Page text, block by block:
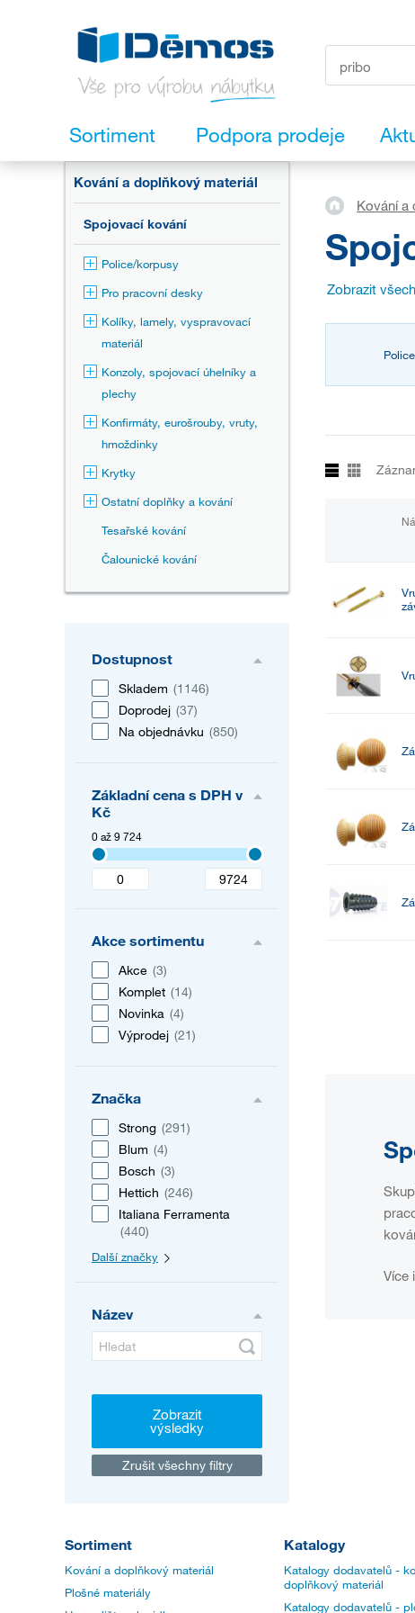
Sortiment Podpora prodeje
Kování a doplňkový materiál
Spojovací kování
Police/korpusy
Pro pracovní desky
Kolíky, lamely, vyspravovací
materiál
Konzoly, spojovací úhelníky a
plechy
Konfirmáty, eurošrouby, vruty,
hmoždinky
Krytky
Ostatní doplňky a kování
Tesařské kování
Čalounické kování
Dostupnost
Skladem (1146)
Doprodej (37)
Na objednávku (850)
Základní cena s DPH v
Kč
0 až 9 724
Akce sortimentu
Akce (3)
Komplet (14)
Novinka (4)
Výprodej (21)
Značka
Strong (291)
Blum (4)
Bosch (3)
Hettich (246)
Italiana Ferramenta
(440)
Další značky
Název
Zobrazit
výsledky
Zrušit všechny filtry
Kování a
Zobrazit
Více
Sortiment
Kování a doplňkový materiál
Plošné materiály
Katalogy
Katalogy dodavatelů -
doplňkový materiál
Katalogy dodavatelů -